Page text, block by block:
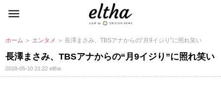
ホーム ＞ エンタメ ＞ 長澤まさみ、TBSアナからの“月9イジり”に照れ笑い
長澤まさみ、TBSアナからの“月9イジり”に照れ笑い
2018-05-10 21:22eltha